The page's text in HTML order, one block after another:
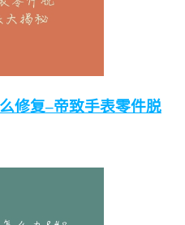
修复–帝致手表零件脱